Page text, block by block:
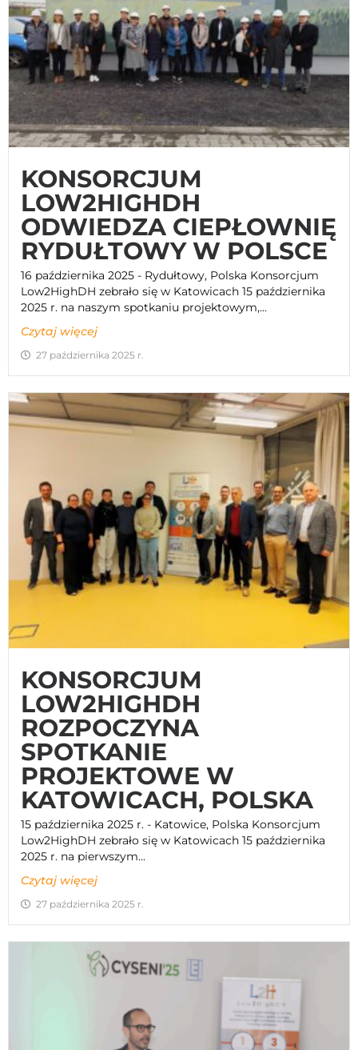
KONSORCJUM
LOW2HIGHDH
ODWIEDZA CIEPŁOWNIĘ
RYDUŁTOWY W POLSCE
16 października 2025 - Rydułtowy, Polska Konsorcjum
Low2HighDH zebrało się w Katowicach 15 października
2025 r. na naszym spotkaniu projektowym,...
Czytaj więcej
27 października 2025 r.
KONSORCJUM
LOW2HIGHDH
ROZPOCZYNA
SPOTKANIE
PROJEKTOWE W
KATOWICACH, POLSKA
15 października 2025 r. - Katowice, Polska Konsorcjum
Low2HighDH zebrało się w Katowicach 15 października
2025 r. na pierwszym...
Czytaj więcej
27 października 2025 r.